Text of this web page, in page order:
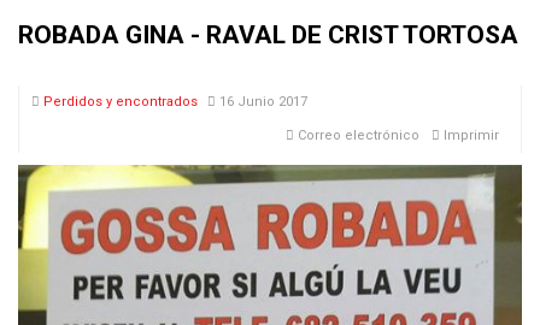
ROBADA GINA - RAVAL DE CRIST TORTOSA
Perdidos y encontrados 16 Junio 2017
Imprimir
Correo electrónico